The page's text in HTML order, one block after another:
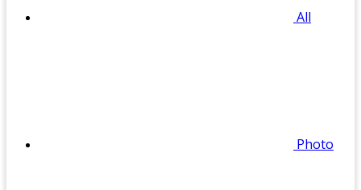
All
Photo